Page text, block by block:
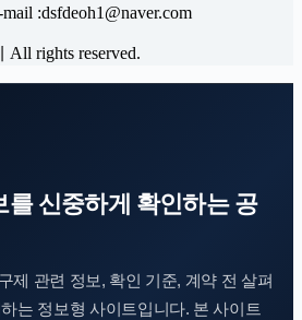
:dsfdeoh1@naver.com
rights reserved.
를 신중하게 확인하는 공
제 관련 정보, 확인 기준, 계약 전 살펴
는 정보형 사이트입니다. 본 사이트